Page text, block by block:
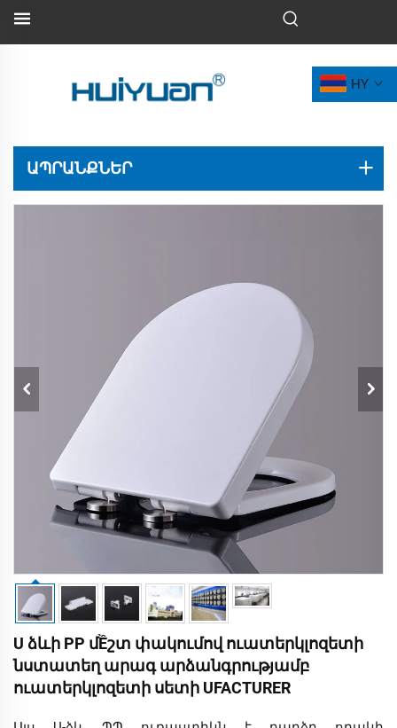
HY
ԱՊՐԱՆՔՆԵՐ
U ձևի PP մỀշտ փակումով ուատերկլոզետի
նստատեղ արագ արձանգրությամբ
ուատերկլոզետի սետի UFACTURER